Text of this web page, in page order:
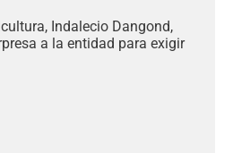
Indalecio Dangond,
a la entidad para exigir